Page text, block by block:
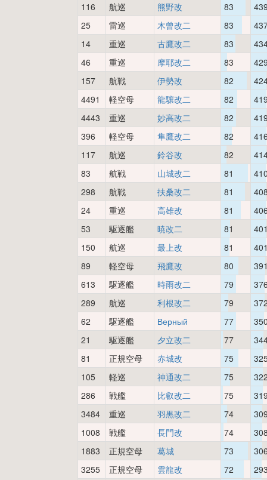
116
航巡 熊野改 83
25
雷巡 木曾改二 83
14
重巡 古鷹改二 83
46
重巡 摩耶改二 83
157
航戦 伊勢改 82
4491
軽空母 龍驤改二 82
4443
重巡 妙高改二 82
396
軽空母 隼鷹改二 82
117
航巡 鈴谷改 82
83
航戦 山城改二 81
298
航戦 扶桑改二 81
24
重巡 高雄改 81
53
駆逐艦 暁改二 81
150
航巡 最上改 81
89
軽空母 飛鷹改 80
613
駆逐艦 時雨改二 79
289
航巡 利根改二 79
62
駆逐艦 Верный 77
21
駆逐艦 夕立改二 77
81
正規空母 赤城改 75
105
軽巡 神通改二 75
286
戦艦 比叡改二 75
3484
重巡 羽黒改二 74
1008
戦艦 長門改 74
1883
正規空母 葛城 73
3255
正規空母 雲龍改 72